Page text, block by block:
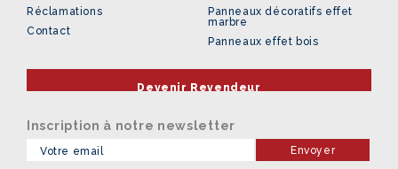
Réclamations
Contact
Panneaux décoratifs effet
marbre
Panneaux effet bois
Devenir Revendeur
Inscription à notre newsletter